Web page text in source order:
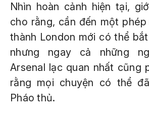
Nhìn hoàn cảnh hiện tại,
cho rằng, cần đến một
thành London mới có thể
nhưng ngay cả những
Arsenal lạc quan nhất cũng
rằng mọi chuyện có thể
Pháo thủ.